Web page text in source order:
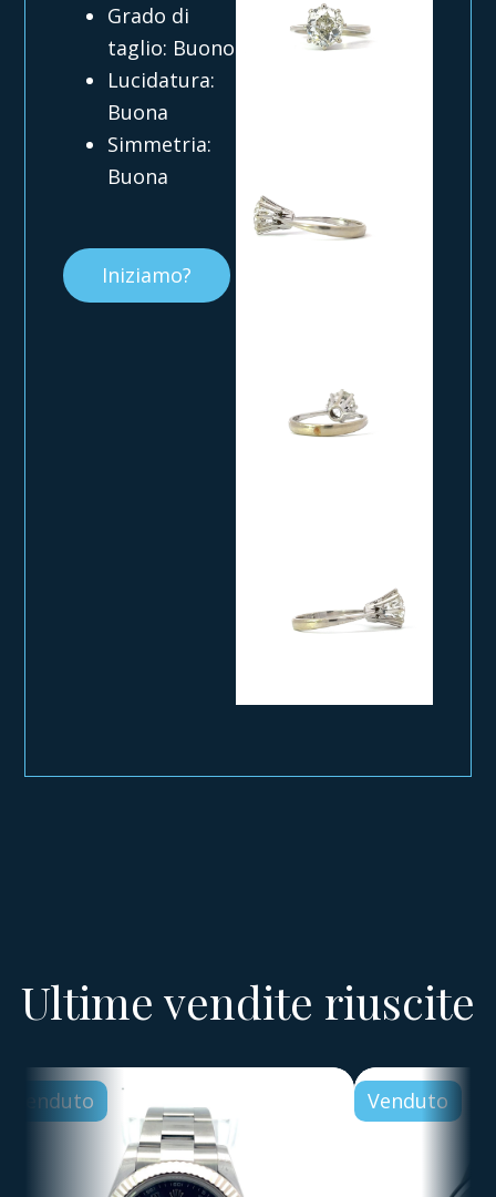
Grado di
taglio: Buono
Lucidatura:
Buona
Simmetria:
Buona
Iniziamo?
Ultime vendite riuscite
Venduto Venduto